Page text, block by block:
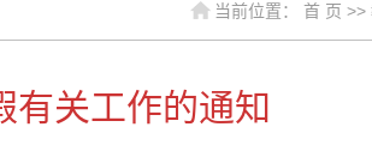
当前位置： 首 页 >>
有关工作的通知